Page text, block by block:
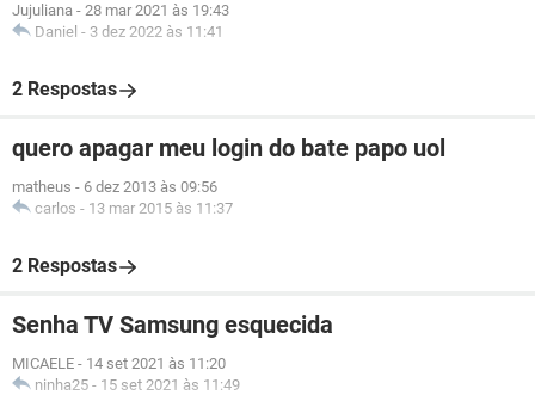
Jujuliana - 28 mar 2021 às 19:43
Daniel - 3 dez 2022 às 11:41
2 Respostas
quero apagar meu login do bate papo uol
matheus - 6 dez 2013 às 09:56
carlos - 13 mar 2015 às 11:37
2 Respostas
Senha TV Samsung esquecida
MICAELE - 14 set 2021 às 11:20
ninha25 - 15 set 2021 às 11:49